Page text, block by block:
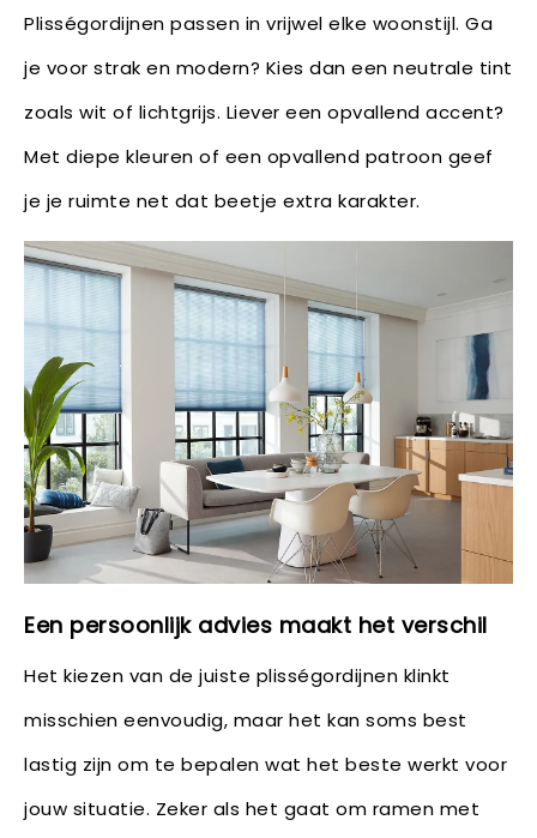
Plisségordijnen passen in vrijwel elke woonstijl. Ga
je voor strak en modern? Kies dan een neutrale tint
zoals wit of lichtgrijs. Liever een opvallend accent?
Met diepe kleuren of een opvallend patroon geef
je je ruimte net dat beetje extra karakter.
Een persoonlijk advies maakt het verschil
Het kiezen van de juiste plisségordijnen klinkt
misschien eenvoudig, maar het kan soms best
lastig zijn om te bepalen wat het beste werkt voor
jouw situatie. Zeker als het gaat om ramen met